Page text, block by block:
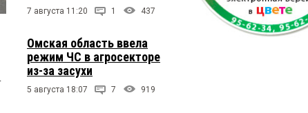
7 августа 11:20 1 437
Омская область ввела
режим ЧС в агросекторе
из-за засухи
5 августа 18:07 7 919